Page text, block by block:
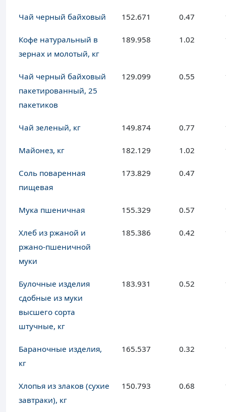
Чай черный байховый 152.671 0.47
Кофе натуральный в
зернах и молотый, кг
189.958 1.02
Чай черный байховый
пакетированный, 25
пакетиков
129.099 0.55
Чай зеленый, кг 149.874 0.77
Майонез, кг 182.129 1.02
Соль поваренная
пищевая
173.829 0.47
Мука пшеничная 155.329 0.57
Хлеб из ржаной и
ржано-пшеничной
муки
185.386 0.42
Булочные изделия
сдобные из муки
высшего сорта
штучные, кг
183.931 0.52
Бараночные изделия,
кг
165.537 0.32
Хлопья из злаков (сухие
завтраки), кг
150.793 0.68